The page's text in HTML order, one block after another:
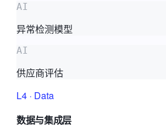
AI
异常检测模型
AI
供应商评估
L4 · Data
数据与集成层